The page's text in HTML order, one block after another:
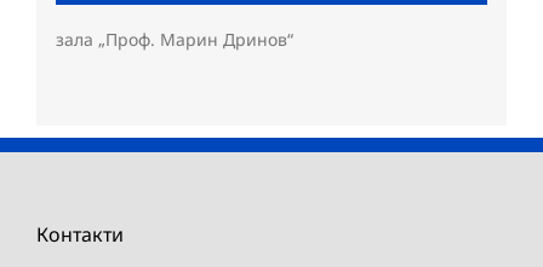
зала „Проф. Марин Дринов“
Контакти